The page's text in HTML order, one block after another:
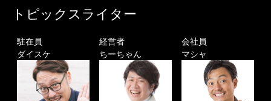
トピックスライター
駐在員
ダイスケ
経営者
ちーちゃん
会社員
マシャ